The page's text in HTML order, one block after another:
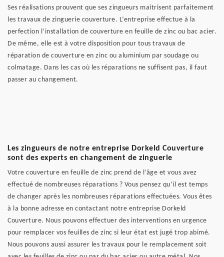
Ses réalisations prouvent que ses zingueurs maitrisent parfaitement
les travaux de zinguerie couverture. L’entreprise effectue à la
perfection l’installation de couverture en feuille de zinc ou bac acier.
De même, elle est à votre disposition pour tous travaux de
réparation de couverture en zinc ou aluminium par soudage ou
colmatage. Dans les cas où les réparations ne suffisent pas, il faut
passer au changement.
Les zingueurs de notre entreprise Dorkeld Couverture
sont des experts en changement de zinguerie
Votre couverture en feuille de zinc prend de l’âge et vous avez
effectué de nombreuses réparations ? Vous pensez qu’il est temps
de changer après les nombreuses réparations effectuées. Vous êtes
à la bonne adresse en contactant notre entreprise Dorkeld
Couverture. Nous pouvons effectuer des interventions en urgence
pour remplacer vos feuilles de zinc si leur état est jugé trop abimé.
Nous pouvons aussi assurer les travaux pour le remplacement soit